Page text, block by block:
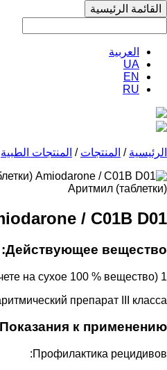
القائمة الرئيسية
العربية
UA
EN
RU
الرئيسية / المنتجات / المنتجات الطبية
Аритмил (таблетки)
/ C01B D01
Действующее вещество:
1 таблетка содержит 200 мг амиодарона гидрохлорида (в пересчете на сухое 100 % вещество).
препарат III класса.
Показания к применению
Профилактика рецидивов: